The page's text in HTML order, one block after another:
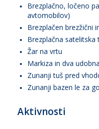
Brezplačno, ločeno
avtomobilov)
Brezplačen brezžični
Brezplačna satelitska
Žar na vrtu
Markiza in dva
Zunanji tuš pred
Zunanji bazen le za
Aktivnosti